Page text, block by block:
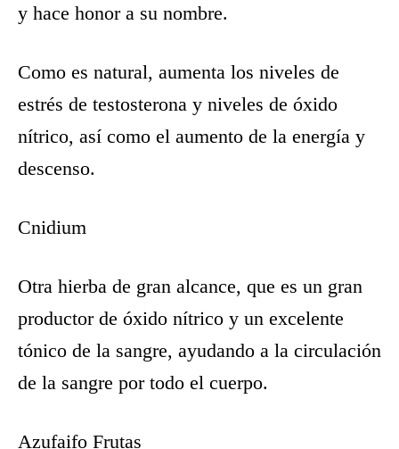
y hace honor a su nombre.
Como es natural, aumenta los niveles de
estrés de testosterona y niveles de óxido
nítrico, así como el aumento de la energía y
descenso.
Cnidium
Otra hierba de gran alcance, que es un gran
productor de óxido nítrico y un excelente
tónico de la sangre, ayudando a la circulación
de la sangre por todo el cuerpo.
Azufaifo Frutas